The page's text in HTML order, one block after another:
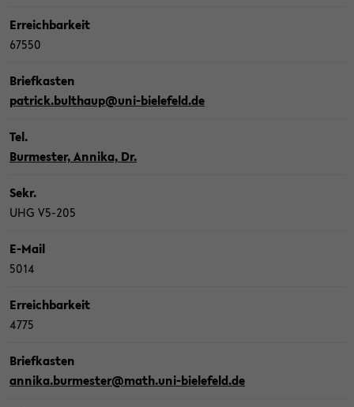
Er­reich­bar­keit
67550
Brief­kas­ten
pa­trick.bult­haup@uni-​bielefeld.de
Tel.
Bur­mes­ter, An­ni­ka, Dr.
Sekr.
UHG V5-​205
E-​Mail
5014
Er­reich­bar­keit
4775
Brief­kas­ten
an­ni­ka.bur­mes­ter@math.uni-​bielefeld.de